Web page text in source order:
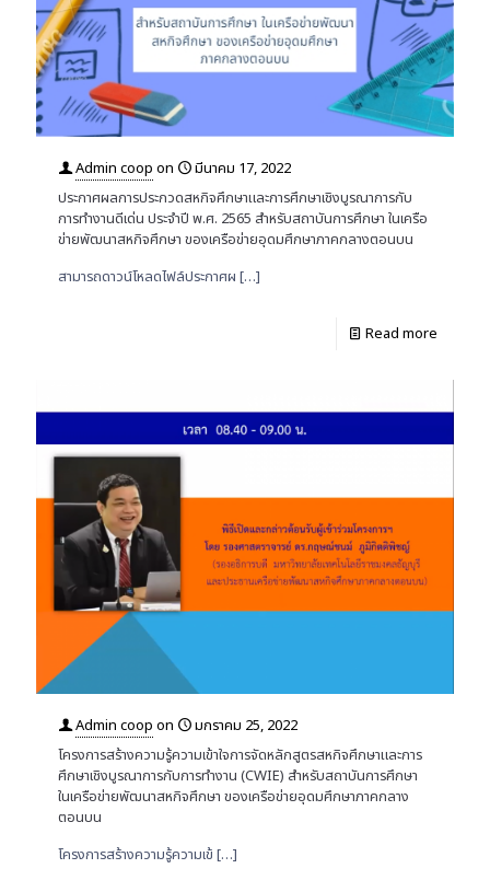
Admin coop on
มีนาคม 17, 2022
ประกาศผลการประกวดสหกิจศึกษาและการศึกษาเชิงบูรณาการกับ
การทำงานดีเด่น ประจำปี พ.ศ. 2565 สำหรับสถาบันการศึกษา ในเครือ
ข่ายพัฒนาสหกิจศึกษา ของเครือข่ายอุดมศึกษาภาคกลางตอนบน
สามารถดาวน์โหลดไฟล์ประกาศผ […]
Read more
Admin coop on
มกราคม 25, 2022
โครงการสร้างความรู้ความเข้าใจการจัดหลักสูตรสหกิจศึกษาและการ
ศึกษาเชิงบูรณาการกับการทำงาน (CWIE) สำหรับสถาบันการศึกษา
ในเครือข่ายพัฒนาสหกิจศึกษา ของเครือข่ายอุดมศึกษาภาคกลาง
ตอนบน
โครงการสร้างความรู้ความเข้ […]